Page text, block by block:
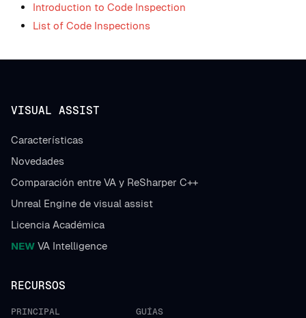
Introduction to Code Inspection
List of Code Inspections
VISUAL ASSIST
Características
Novedades
Comparación entre VA y ReSharper C++
Unreal Engine de visual assist
Licencia Académica
NEW VA Intelligence
RECURSOS
PRINCIPAL GUÍAS